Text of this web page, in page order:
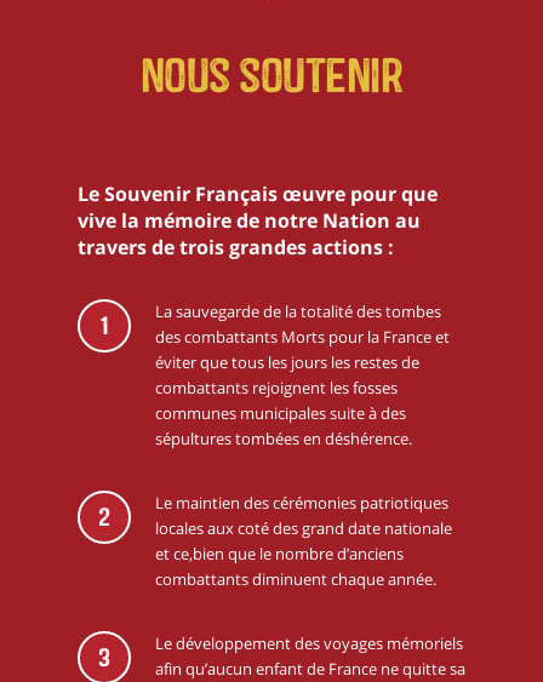
Nous soutenir
Le Souvenir Français œuvre pour que
vive la mémoire de notre Nation au
travers de trois grandes actions :
1
La sauvegarde de la totalité des tombes
des combattants Morts pour la France et
éviter que tous les jours les restes de
combattants rejoignent les fosses
communes municipales suite à des
sépultures tombées en déshérence.
2
Le maintien des cérémonies patriotiques
locales aux coté des grand date nationale
et ce,bien que le nombre d’anciens
combattants diminuent chaque année.
3
Le développement des voyages mémoriels
afin qu’aucun enfant de France ne quitte sa